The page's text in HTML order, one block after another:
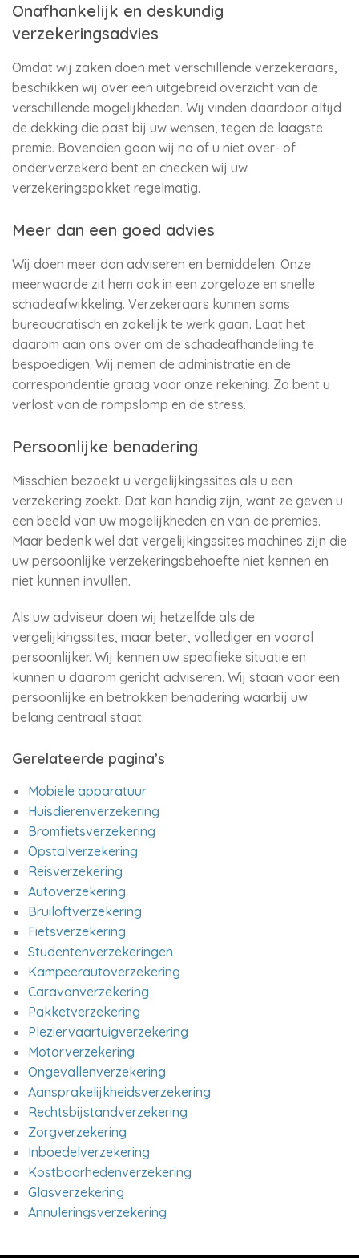
Onafhankelijk en deskundig
verzekeringsadvies
Omdat wij zaken doen met verschillende verzekeraars,
beschikken wij over een uitgebreid overzicht van de
verschillende mogelijkheden. Wij vinden daardoor altijd
de dekking die past bij uw wensen, tegen de laagste
premie. Bovendien gaan wij na of u niet over- of
onderverzekerd bent en checken wij uw
verzekeringspakket regelmatig.
Meer dan een goed advies
Wij doen meer dan adviseren en bemiddelen. Onze
meerwaarde zit hem ook in een zorgeloze en snelle
schadeafwikkeling. Verzekeraars kunnen soms
bureaucratisch en zakelijk te werk gaan. Laat het
daarom aan ons over om de schadeafhandeling te
bespoedigen. Wij nemen de administratie en de
correspondentie graag voor onze rekening. Zo bent u
verlost van de rompslomp en de stress.
Persoonlijke benadering
Misschien bezoekt u vergelijkingssites als u een
verzekering zoekt. Dat kan handig zijn, want ze geven u
een beeld van uw mogelijkheden en van de premies.
Maar bedenk wel dat vergelijkingssites machines zijn die
uw persoonlijke verzekeringsbehoefte niet kennen en
niet kunnen invullen.
Als uw adviseur doen wij hetzelfde als de
vergelijkingssites, maar beter, vollediger en vooral
persoonlijker. Wij kennen uw specifieke situatie en
kunnen u daarom gericht adviseren. Wij staan voor een
persoonlijke en betrokken benadering waarbij uw
belang centraal staat.
Gerelateerde pagina’s
Mobiele apparatuur
Huisdierenverzekering
Bromfietsverzekering
Opstalverzekering
Reisverzekering
Autoverzekering
Bruiloftverzekering
Fietsverzekering
Studentenverzekeringen
Kampeerautoverzekering
Caravanverzekering
Pakketverzekering
Pleziervaartuigverzekering
Motorverzekering
Ongevallenverzekering
Aansprakelijkheidsverzekering
Rechtsbijstandverzekering
Zorgverzekering
Inboedelverzekering
Kostbaarhedenverzekering
Glasverzekering
Annuleringsverzekering